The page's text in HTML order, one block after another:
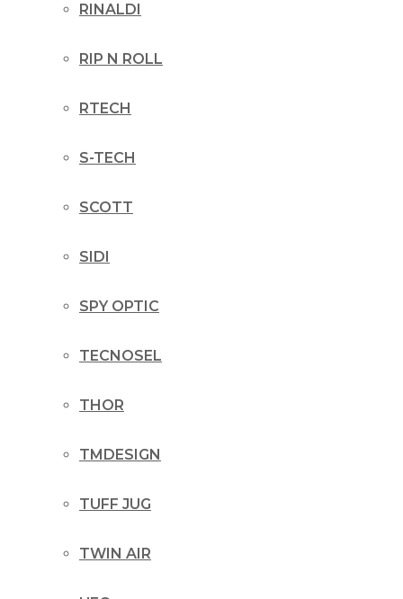
RINALDI
RIP N ROLL
RTECH
S-TECH
SCOTT
SIDI
SPY OPTIC
TECNOSEL
THOR
TMDESIGN
TUFF JUG
TWIN AIR